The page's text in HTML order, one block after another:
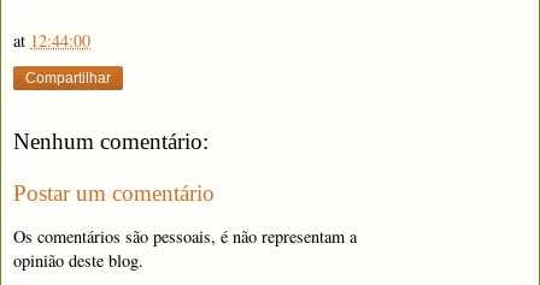
at 12:44:00
Compartilhar
Nenhum comentário:
Postar um comentário
Os comentários são pessoais, é não representam a
opinião deste blog.